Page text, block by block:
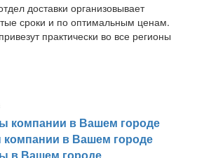
доставки организовывает
сроки и по оптимальным ценам.
практически во все регионы